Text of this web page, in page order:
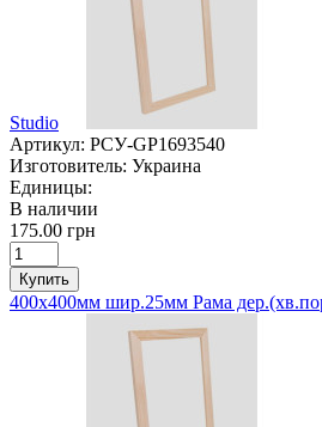
Studio
Артикул: РСУ-GP1693540
Изготовитель: Украина
Единицы:
В наличии
175.00 грн
Купить
400х400мм шир.25мм Рама